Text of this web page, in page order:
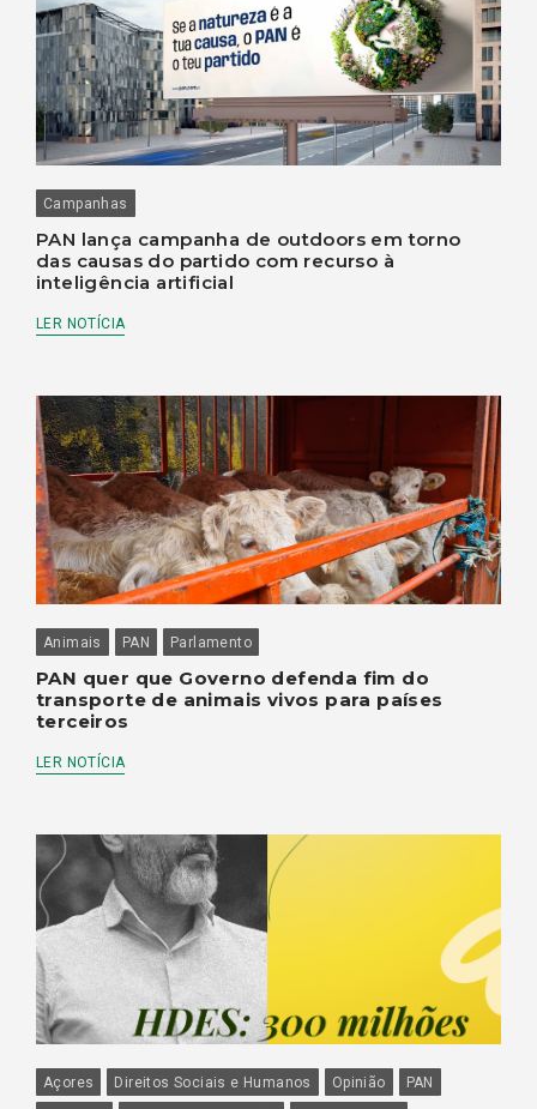
Campanhas
PAN lança campanha de outdoors em torno
das causas do partido com recurso à
inteligência artificial
LER NOTÍCIA
Animais PAN Parlamento
PAN quer que Governo defenda fim do
transporte de animais vivos para países
terceiros
LER NOTÍCIA
Açores Direitos Sociais e Humanos Opinião
PAN